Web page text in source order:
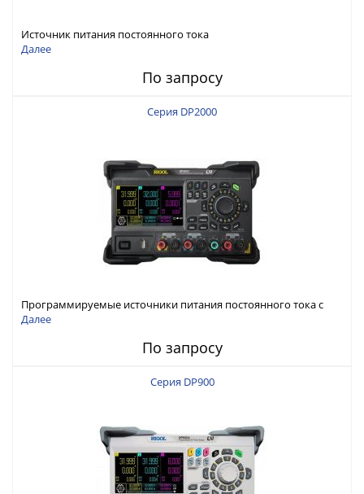
Источник питания постоянного тока
Далее
По запросу
Серия DP2000
Программируемые источники питания постоянного тока с
мощностью 222 Вт, 3 канала
Далее
По запросу
Серия DP900